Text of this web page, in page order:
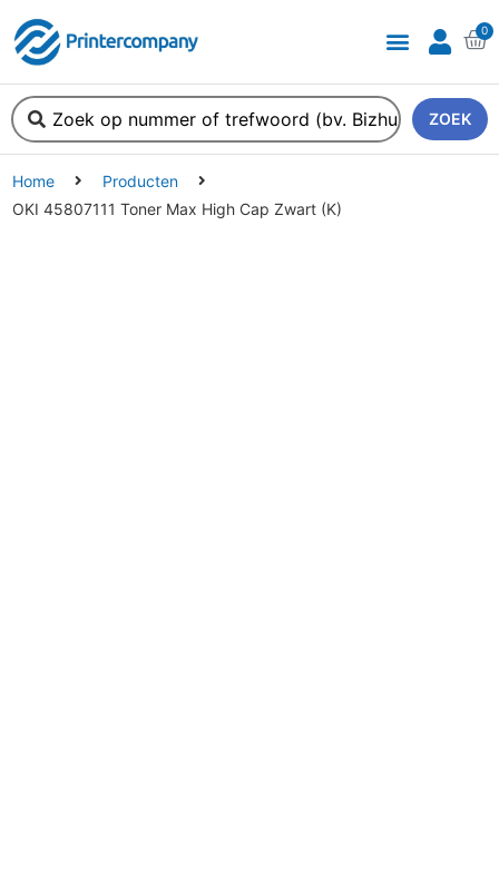
0
ZOEK
Home
Producten
OKI 45807111 Toner Max High Cap Zwart (K)